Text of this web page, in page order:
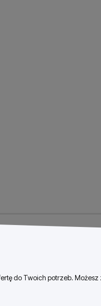
do Twoich potrzeb.